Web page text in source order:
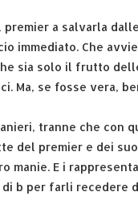
a salvarla
immediato. Che
sia solo il frutto
Ma, se fosse vera,
tranne che con
del premier e dei
manie. E i
b per farli recedere